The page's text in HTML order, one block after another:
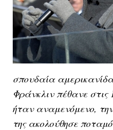
σπουδαία
Φράνκλιν πέθανε στις
ήταν αναμενόμενο,
της ακολούθησε